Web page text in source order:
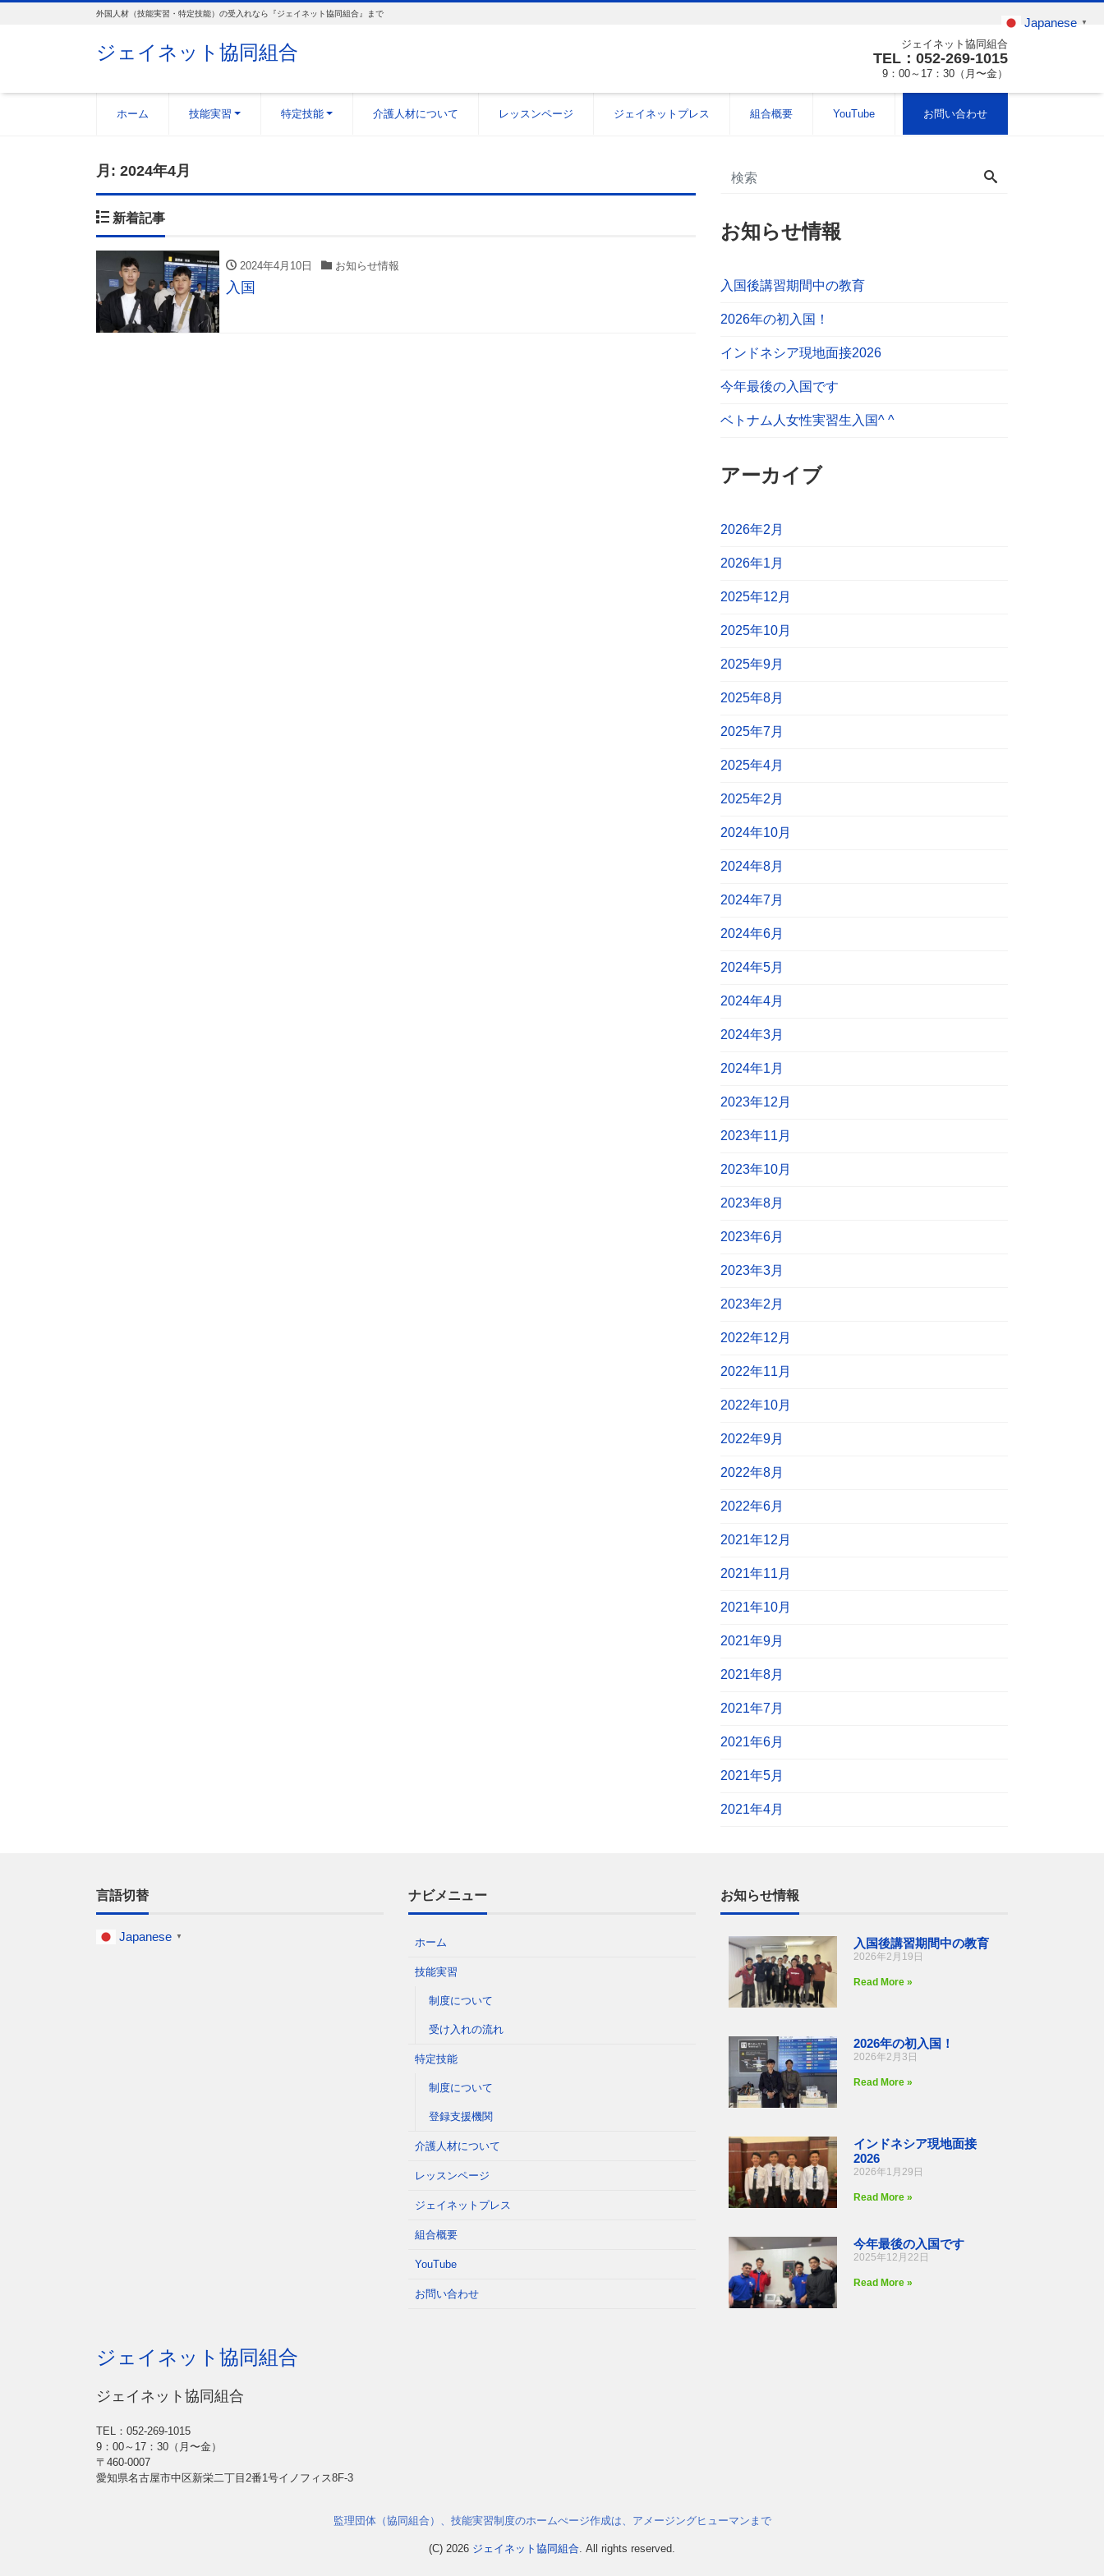
外国人材（技能実習・特定技能）の受入れなら『ジェイネット協同組合』まで
ジェイネット協同組合 ジェイネット協同組合
TEL：052-269-1015
9：00～17：30（月〜金）
ホーム 技能実習 特定技能 介護人材について レッスンページ ジェイネットプレス 組合概要 YouTube お問い合わせ
月: 2024年4月
新着記事
2024年4月10日 お知らせ情報
入国
お知らせ情報
入国後講習期間中の教育
2026年の初入国！
インドネシア現地面接2026
今年最後の入国です
ベトナム人女性実習生入国^ ^
アーカイブ
2026年2月
2026年1月
2025年12月
2025年10月
2025年9月
2025年8月
2025年7月
2025年4月
2025年2月
2024年10月
2024年8月
2024年7月
2024年6月
2024年5月
2024年4月
2024年3月
2024年1月
2023年12月
2023年11月
2023年10月
2023年8月
2023年6月
2023年3月
2023年2月
2022年12月
2022年11月
2022年10月
2022年9月
2022年8月
2022年6月
2021年12月
2021年11月
2021年10月
2021年9月
2021年8月
2021年7月
2021年6月
2021年5月
2021年4月
言語切替
Japanese ▼
ナビメニュー
ホーム
技能実習
制度について
受け入れの流れ
特定技能
制度について
登録支援機関
介護人材について
レッスンページ
ジェイネットプレス
組合概要
YouTube
お問い合わせ
お知らせ情報
入国後講習期間中の教育
2026年2月19日
Read More »
2026年の初入国！
2026年2月3日
Read More »
インドネシア現地面接
2026
2026年1月29日
Read More »
今年最後の入国です
2025年12月22日
Read More »
ジェイネット協同組合
ジェイネット協同組合
TEL：052-269-1015
9：00～17：30（月〜金）
〒460-0007
愛知県名古屋市中区新栄二丁目2番1号イノフィス8F-3
監理団体（協同組合）、技能実習制度のホームぺージ作成は、アメージングヒューマンまで
(C) 2026 ジェイネット協同組合 . All rights reserved.
Japanese ▼